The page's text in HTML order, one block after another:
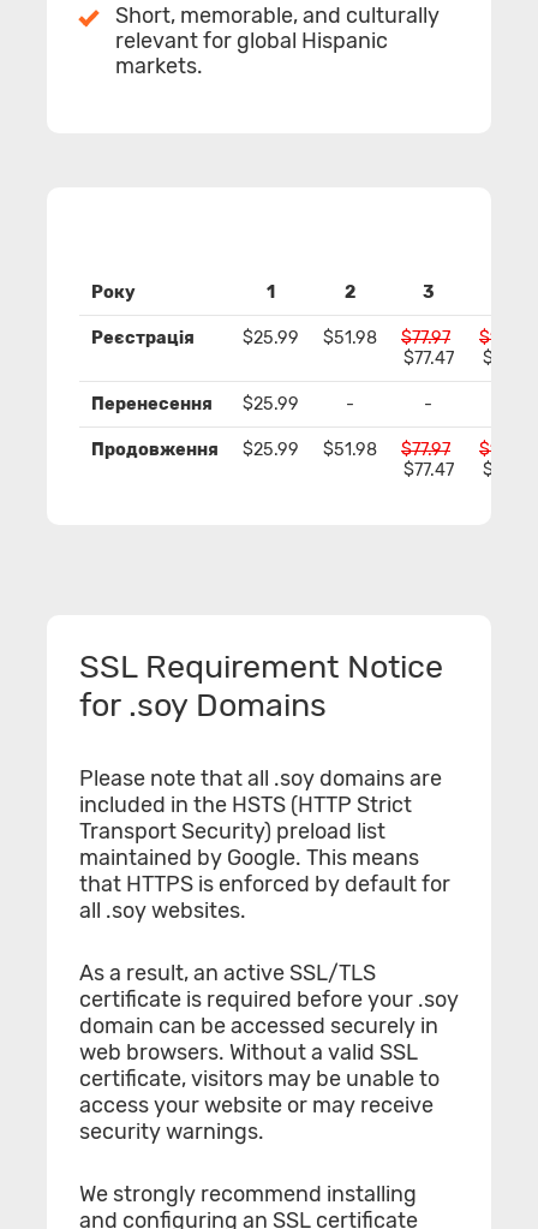
Short, memorable, and culturally
relevant for global Hispanic
markets.
Року 1 2 3
Реєстрація $25.99 $51.98
$77.97
$77.47
Перенесення $25.99 - -
Продовження $25.99 $51.98
$77.97
$77.47
SSL Requirement Notice
for .soy Domains
Please note that all .soy domains are
included in the HSTS (HTTP Strict
Transport Security) preload list
maintained by Google. This means
that HTTPS is enforced by default for
all .soy websites.
As a result, an active SSL/TLS
certificate is required before your .soy
domain can be accessed securely in
web browsers. Without a valid SSL
certificate, visitors may be unable to
access your website or may receive
security warnings.
We strongly recommend installing
and configuring an SSL certificate